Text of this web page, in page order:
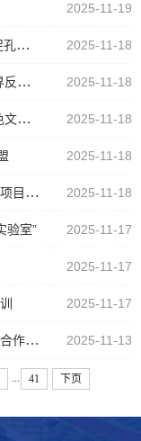
2025-11-19
我校受邀出席2025世界中文大会，多方共促孔子学院高质量发展 2025-11-18
我校成功举办“纪念中国人民抗日战争暨世界反法西斯战争胜利80周年”主题宣讲 2025-11-18
我校表演学部师生受邀参加北京东城区“红色文化对话会” 2025-11-18
2025-11-18
我校举行与英国华威大学中外合作办学硕士项目学位授予仪式暨校友返家活动 2025-11-18
验室” 2025-11-17
2025-11-17
2025-11-17
我校与木林镇政府开展系列活动，开启校地合作新篇章 2025-11-13
41 下页